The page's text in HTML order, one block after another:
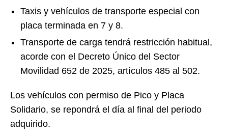
Taxis y vehículos de transporte especial con
placa terminada en 7 y 8.
Transporte de carga tendrá restricción habitual,
acorde con el Decreto Único del Sector
Movilidad 652 de 2025, artículos 485 al 502.
Los vehículos con permiso de Pico y Placa
Solidario, se repondrá el día al final del periodo
adquirido.